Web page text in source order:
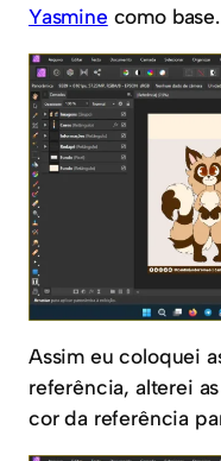
Yasmine como base.
Assim eu coloquei
referência, alterei
cor da referência